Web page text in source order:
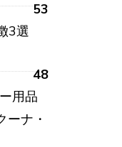
53
3選
48
用品
ナ・